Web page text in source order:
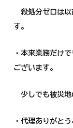
殺処分ゼロは以
す。
・本来業務だけ
ございます。
少しでも被災地
・代理ありがと